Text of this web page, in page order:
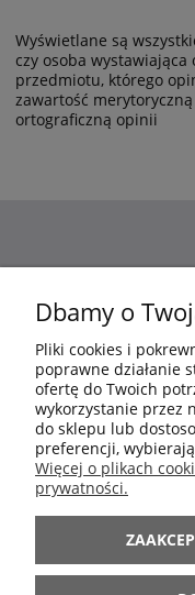
Wyświetlane są
czy osoba
przedmiotu, którego
zawartość
ortograficzną opinii
Dbamy o
Pliki cookies i
poprawne działanie
ofertę do Twoich
wykorzystanie przez
do sklepu lub
preferencji,
Więcej o plikach
prywatności.